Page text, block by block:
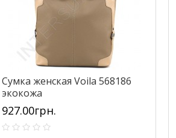
Сумка женская Voila 568186
экокожа
927.00грн.